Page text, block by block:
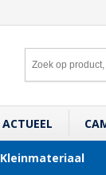
ACTUEEL
Kleinmateriaal